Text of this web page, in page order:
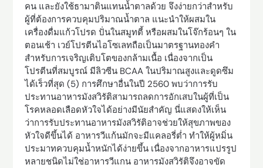
คน และยังใช้ธามาตินแทนน้ำตาลด้วย จึงง่ายกว่าสำหรับ
ผู้ที่ต้องการควบคุมปริมาณน้ำตาล แนะนำให้ผสมใน
เครื่องดื่มแก้วโปรด ปั่นในสมูทตี้ หรือผสมในโจ๊กร้อนๆ ใน
ตอนเช้า เวย์โปรตีนไอโซเลทถือเป็นมาตรฐานทองคำ
สำหรับการเจริญเติบโตของกล้ามเนื้อ เนื่องจากเป็น
โปรตีนที่สมบูรณ์ มีลิวซีน BCAA ในปริมาณสูงและดูดซึม
ได้เร็วที่สุด (5) การศึกษาอื่นในปี 2560 พบว่าการรับ
ประทานอาหารมังสวิรัติสามารถลดการอักเสบในผู้ที่เป็น
โรคหลอดเลือดหัวใจได้อย่างมีนัยสำคัญ นี่แสดงให้เห็น
ว่าการรับประทานอาหารมังสวิรัติอาจช่วยให้สุขภาพของ
หัวใจดีขึ้นได้ อาหารวีแก้นมักจะมีแคลอรี่ต่ำ ทำให้ผู้หมิ่น
ประมาทควบคุมน้ำหนักได้ง่ายขึ้น เนื่องจากอาหารแปรรูป
หลายชนิดไม่ใช่อาหารวีแกน อาหารมังสวิรัติจึงอาจขัด